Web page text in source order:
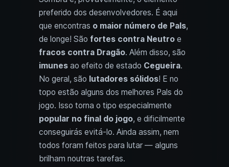
preferido dos desenvolvedores. É aqui
que encontras o maior número de Pals,
de longe! São fortes contra Neutro e
fracos contra Dragão. Além disso, são
imunes ao efeito de estado Cegueira.
No geral, são lutadores sólidos! E no
topo estão alguns dos melhores Pals do
jogo. Isso torna o tipo especialmente
popular no final do jogo, e dificilmente
conseguirás evitá-lo. Ainda assim, nem
todos foram feitos para lutar — alguns
brilham noutras tarefas.